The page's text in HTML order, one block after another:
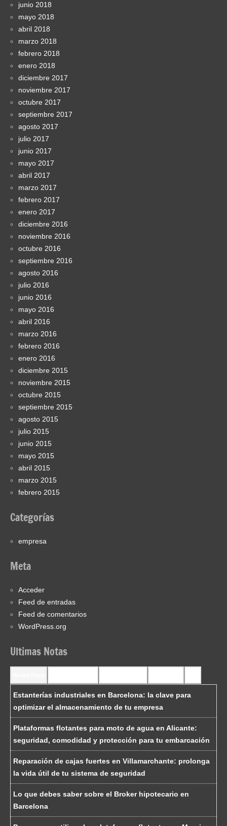
junio 2018
mayo 2018
abril 2018
marzo 2018
febrero 2018
enero 2018
diciembre 2017
noviembre 2017
octubre 2017
septiembre 2017
agosto 2017
julio 2017
junio 2017
mayo 2017
abril 2017
marzo 2017
febrero 2017
enero 2017
diciembre 2016
noviembre 2016
octubre 2016
septiembre 2016
agosto 2016
julio 2016
junio 2016
mayo 2016
abril 2016
marzo 2016
febrero 2016
enero 2016
diciembre 2015
noviembre 2015
octubre 2015
septiembre 2015
agosto 2015
julio 2015
junio 2015
mayo 2015
abril 2015
marzo 2015
febrero 2015
Categorías
empresa
Meta
Acceder
Feed de entradas
Feed de comentarios
WordPress.org
Ultimas Notas
Estanterías industriales en Barcelona: la clave para
optimizar el almacenamiento de tu empresa
Plataformas flotantes para moto de agua en Alicante:
seguridad, comodidad y protección para tu embarcación
Reparación de cajas fuertes en Villamarchante: prolonga
la vida útil de tu sistema de seguridad
Lo que debes saber sobre el Broker hipotecario en
Barcelona